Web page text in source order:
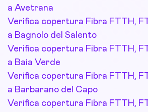
a Avetrana
Verifica copertura Fibra FTTH,
a Bagnolo del Salento
Verifica copertura Fibra FTTH,
a Baia Verde
Verifica copertura Fibra FTTH,
a Barbarano del Capo
Verifica copertura Fibra FTTH,